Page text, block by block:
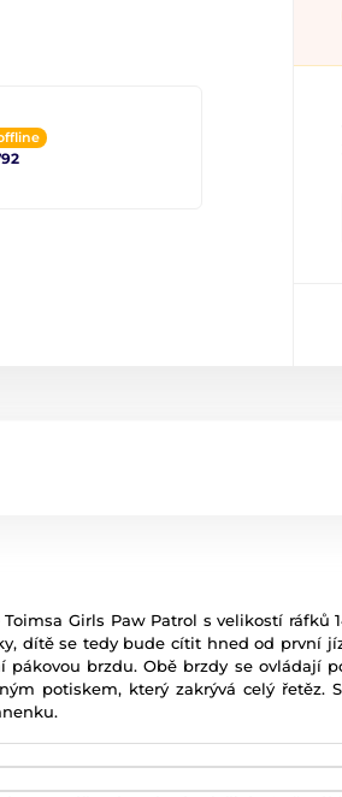
Girls Paw Patrol s velikostí
dítě se tedy bude cítit hned od první
brzdu. Obě brzdy se ovládají
potiskem, který zakrývá celý